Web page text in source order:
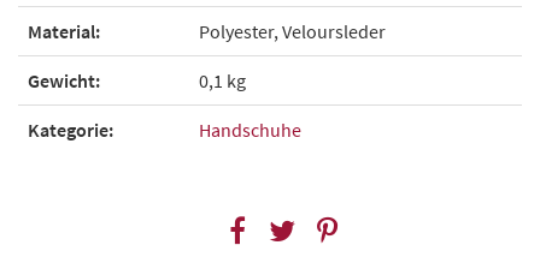
Material: Polyester, Veloursleder
Gewicht: 0,1 kg
Kategorie: Handschuhe